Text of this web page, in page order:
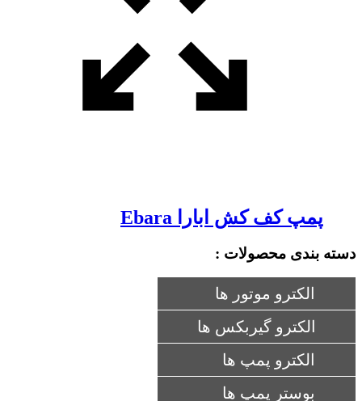
پمپ کف کش ابارا Ebara
دسته بندی محصولات :
الکترو موتور ها
الکترو گیربکس ها
الکترو پمپ ها
بوستر پمپ ها